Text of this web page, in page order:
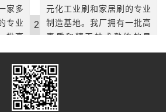
元化工业刷和家居刷的专业
制造基地。我厂拥有一批高
素质和精干技术熟练的员
工，引进...
家多
专业
批高
的员
1 2 › ››